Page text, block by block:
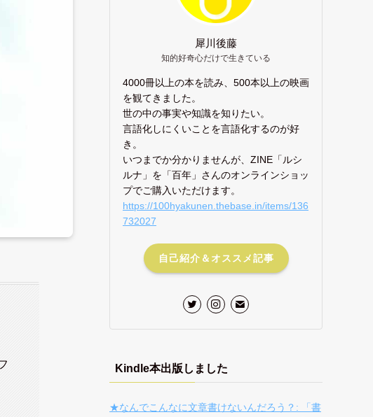
犀川後藤
知的好奇心だけで生きている
4000冊以上の本を読み、500本以上の映画
を観てきました。
世の中の事実や知識を知りたい。
言語化しにくいことを言語化するのが好
き。
いつまでか分かりませんが、ZINE「ルシ
ルナ」を「百年」さんのオンラインショッ
プでご購入いただけます。
https://100hyakunen.thebase.in/items/136
732027
自己紹介＆オススメ記事
Kindle本出版しました
★なんでこんなに文章書けないんだろう？: 「書